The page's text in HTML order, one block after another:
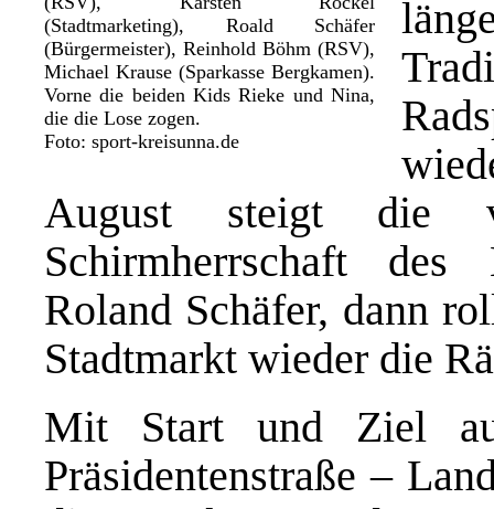
(Stadtmarketing), Roald Schäfer
(Bürgermeister), Reinhold Böhm (RSV),
Michael Krause (Sparkasse Bergkamen).
Vorne die beiden Kids Rieke und Nina,
die die Lose zogen.
Foto: sport-kreisunna.de
August steigt die
Schirmherrschaft des
Roland Schäfer, dann
Stadtmarkt wieder die
Mit Start und Ziel
Präsidentenstraße –